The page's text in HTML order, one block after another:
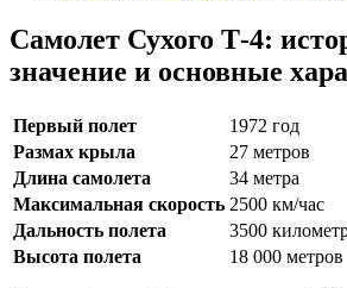
Самолет Сухого Т-4:
значение и основные
Первый полет
1972 год
Размах крыла
27 метров
Длина самолета
34 метра
Максимальная скорость 2500 км/час
Дальность полета
3500
Высота полета
18 000 метров